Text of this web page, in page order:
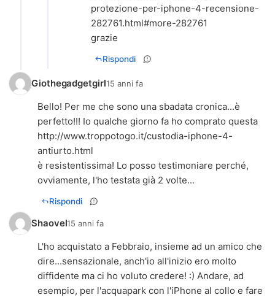
protezione-per-iphone-4-recensione-
282761.html#more-282761
grazie
Rispondi
Giothegadgetgirl15 anni fa
Bello! Per me che sono una sbadata cronica...è
perfetto!!! Io qualche giorno fa ho comprato questa
http://www.troppotogo.it/custodia-iphone-4-
antiurto.html
è resistentissima! Lo posso testimoniare perché,
ovviamente, l'ho testata già 2 volte...
Rispondi
Shaovel15 anni fa
L'ho acquistato a Febbraio, insieme ad un amico che
dire...sensazionale, anch'io all'inizio ero molto
diffidente ma ci ho voluto credere! :) Andare, ad
esempio, per l'acquapark con l'iPhone al collo e fare